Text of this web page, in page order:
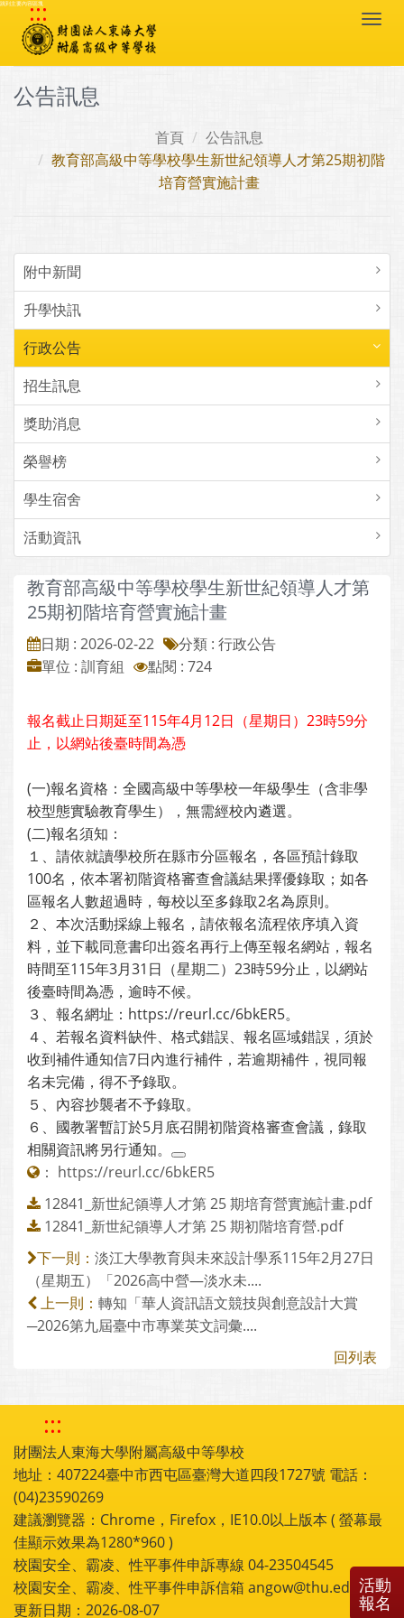
跳到主要內容區塊
:::
公告訊息
首頁
公告訊息
教育部高級中等學校學生新世紀領導人才第25期初階
培育營實施計畫
附中新聞
升學快訊
行政公告
招生訊息
獎助消息
榮譽榜
學生宿舍
活動資訊
教育部高級中等學校學生新世紀領導人才第
25期初階培育營實施計畫
日期 : 2026-02-22
分類 : 行政公告
單位 : 訓育組
點閱 : 724
報名截止日期延至115年4月12日（星期日）23時59分
止，以網站後臺時間為憑
(一)報名資格：全國高級中等學校一年級學生（含非學
校型態實驗教育學生），無需經校內遴選。
(二)報名須知：
１、請依就讀學校所在縣市分區報名，各區預計錄取
100名，依本署初階資格審查會議結果擇優錄取；如各
區報名人數超過時，每校以至多錄取2名為原則。
２、本次活動採線上報名，請依報名流程依序填入資
料，並下載同意書印出簽名再行上傳至報名網站，報名
時間至115年3月31日（星期二）23時59分止，以網站
後臺時間為憑，逾時不候。
３、報名網址：https://reurl.cc/6bkER5。
４、若報名資料缺件、格式錯誤、報名區域錯誤，須於
收到補件通知信7日內進行補件，若逾期補件，視同報
名未完備，得不予錄取。
５、內容抄襲者不予錄取。
６、國教署暫訂於5月底召開初階資格審查會議，錄取
相關資訊將另行通知。
： https://reurl.cc/6bkER5
12841_新世紀領導人才第 25 期培育營實施計畫.pdf
12841_新世紀領導人才第 25 期初階培育營.pdf
下一則： 淡江大學教育與未來設計學系115年2月27日
（星期五）「2026高中營—淡水未....
上一則： 轉知「華人資訊語文競技與創意設計大賞
─2026第九屆臺中市專業英文詞彙....
回列表
:::
財團法人東海大學附屬高級中等學校
地址：407224臺中市西屯區臺灣大道四段1727號 電話：
(04)23590269
建議瀏覽器：Chrome，Firefox，IE10.0以上版本 ( 螢幕最
佳顯示效果為1280*960 )
校園安全、霸凌、性平事件申訴專線 04-23504545
校園安全、霸凌、性平事件申訴信箱 angow@thu.edu.tw
更新日期：2026-08-07
活動
報名